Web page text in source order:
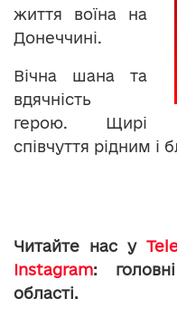
життя воїна на
Донеччині.
Вічна шана та
вдячність
герою. Щирі
співчуття рідним і
Читайте нас у
Instagram:
області.